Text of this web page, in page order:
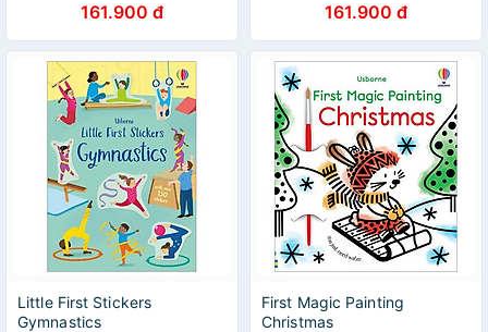
161.900 đ 161.900 đ
Little First Stickers
Gymnastics
First Magic Painting
Christmas